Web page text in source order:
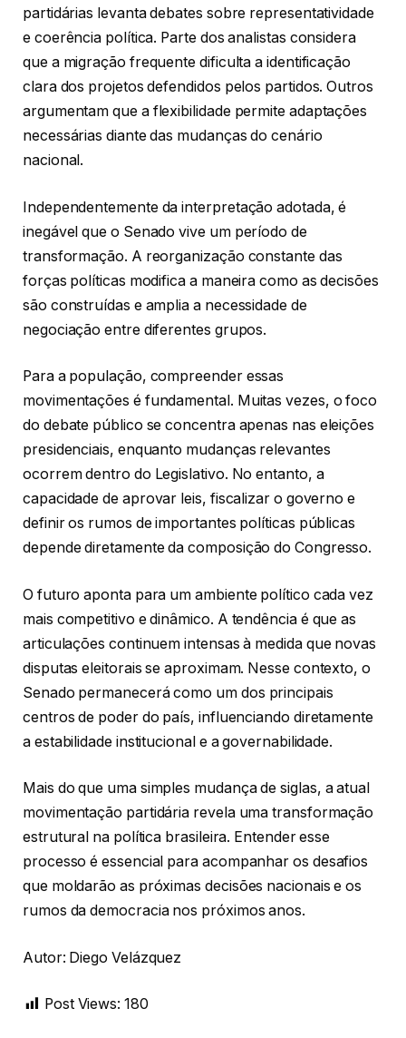
partidárias levanta debates sobre representatividade
e coerência política. Parte dos analistas considera
que a migração frequente dificulta a identificação
clara dos projetos defendidos pelos partidos. Outros
argumentam que a flexibilidade permite adaptações
necessárias diante das mudanças do cenário
nacional.
Independentemente da interpretação adotada, é
inegável que o Senado vive um período de
transformação. A reorganização constante das
forças políticas modifica a maneira como as decisões
são construídas e amplia a necessidade de
negociação entre diferentes grupos.
Para a população, compreender essas
movimentações é fundamental. Muitas vezes, o foco
do debate público se concentra apenas nas eleições
presidenciais, enquanto mudanças relevantes
ocorrem dentro do Legislativo. No entanto, a
capacidade de aprovar leis, fiscalizar o governo e
definir os rumos de importantes políticas públicas
depende diretamente da composição do Congresso.
O futuro aponta para um ambiente político cada vez
mais competitivo e dinâmico. A tendência é que as
articulações continuem intensas à medida que novas
disputas eleitorais se aproximam. Nesse contexto, o
Senado permanecerá como um dos principais
centros de poder do país, influenciando diretamente
a estabilidade institucional e a governabilidade.
Mais do que uma simples mudança de siglas, a atual
movimentação partidária revela uma transformação
estrutural na política brasileira. Entender esse
processo é essencial para acompanhar os desafios
que moldarão as próximas decisões nacionais e os
rumos da democracia nos próximos anos.
Autor: Diego Velázquez
Post Views: 180